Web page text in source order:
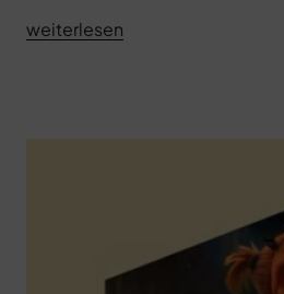
„Lilo
weiterlesen